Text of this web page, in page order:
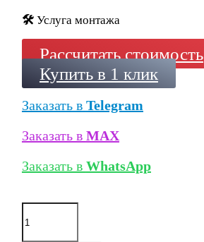
🛠️ Услуга монтажа
Рассчитать стоимость
Купить в 1 клик
Заказать в Telegram
Заказать в MAX
Заказать в WhatsApp
Количество
товара